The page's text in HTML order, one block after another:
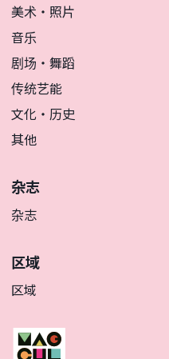
美术・照片
音乐
剧场・舞蹈
传统艺能
文化・历史
其他
杂志
杂志
区域
区域